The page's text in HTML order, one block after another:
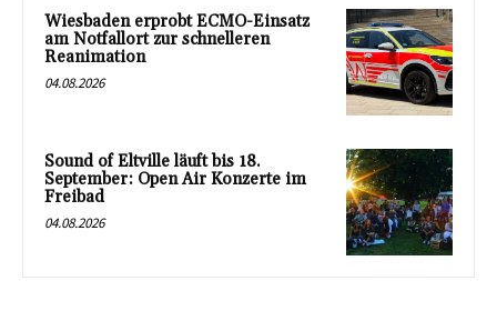
Wiesbaden erprobt ECMO-Einsatz
am Notfallort zur schnelleren
Reanimation
04.08.2026
Sound of Eltville läuft bis 18.
September: Open Air Konzerte im
Freibad
04.08.2026